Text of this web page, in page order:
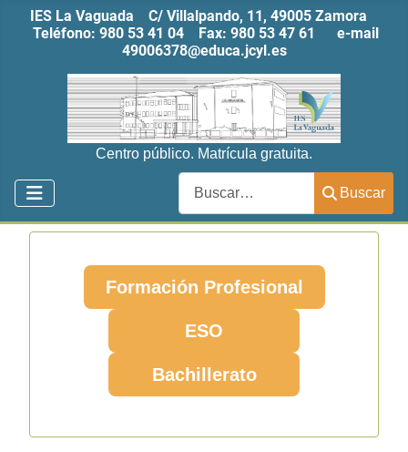
IES La Vaguada C/ Villalpando, 11, 49005 Zamora
Teléfono: 980 53 41 04 Fax: 980 53 47 61 e-mail
49006378@educa.jcyl.es
Centro público. Matrícula gratuita.
Buscar
Formación Profesional
ESO
Bachillerato